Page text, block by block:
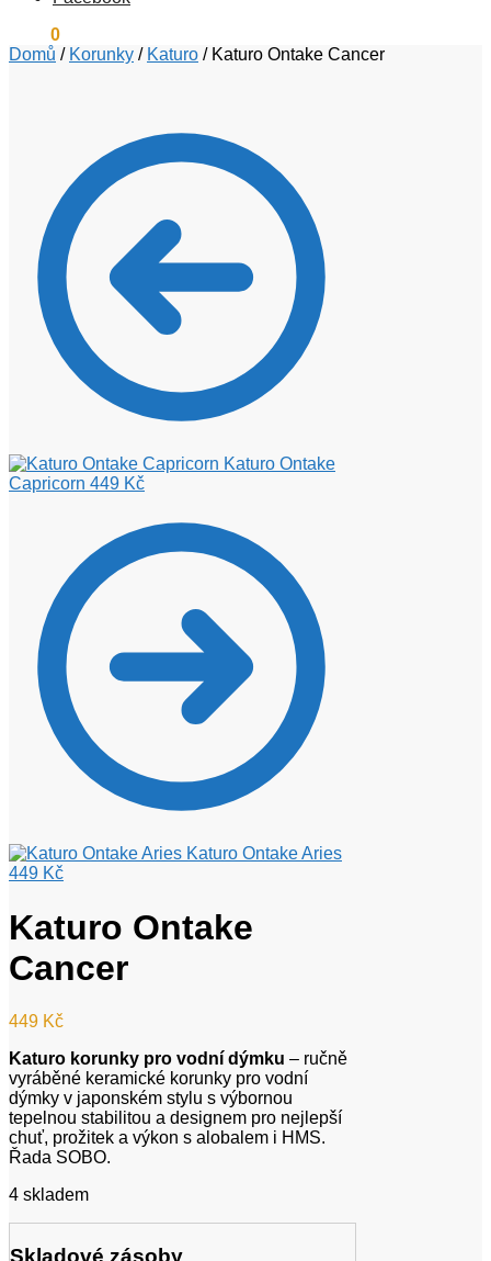
0
Domů / Korunky / Katuro / Katuro Ontake Cancer
Katuro Ontake
Capricorn 449 Kč
Katuro Ontake Aries
449 Kč
Katuro Ontake
Cancer
449 Kč
Katuro korunky pro vodní dýmku – ručně
vyráběné keramické korunky pro vodní
dýmky v japonském stylu s výbornou
tepelnou stabilitou a designem pro nejlepší
chuť, prožitek a výkon s alobalem i HMS.
Řada SOBO.
4 skladem
Skladové zásoby